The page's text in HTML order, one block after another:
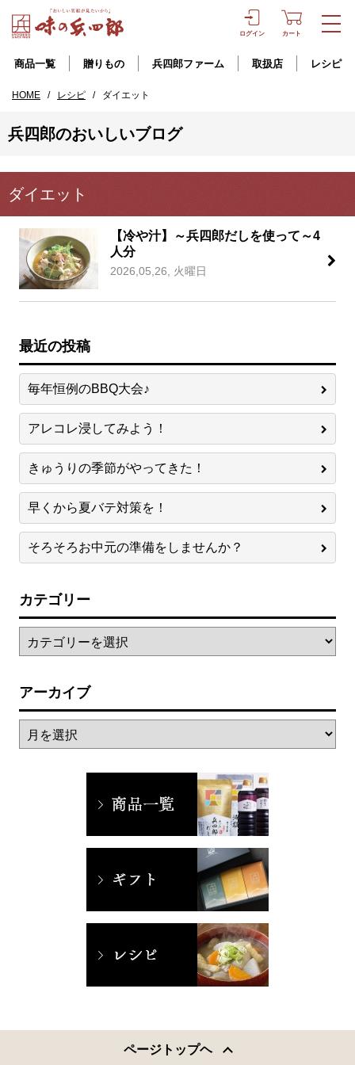
ログイン カート
商品一覧 贈りもの 兵四郎ファーム 取扱店 レシピ
HOME / レシピ / ダイエット
兵四郎のおいしいブログ
ダイエット
【冷や汁】～兵四郎だしを使って～4
人分
2026,05,26, 火曜日
最近の投稿
毎年恒例のBBQ大会♪
アレコレ浸してみよう！
きゅうりの季節がやってきた！
早くから夏バテ対策を！
そろそろお中元の準備をしませんか？
カテゴリー
アーカイブ
ページトップヘ